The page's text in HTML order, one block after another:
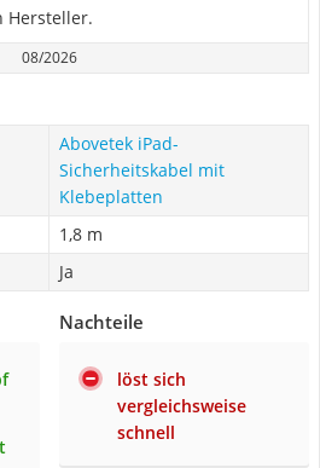
Hersteller.
08/2026
Abovetek iPad-
Sicherheitskabel mit
Klebeplatten
1,8 m
Ja
Nachteile
löst sich
vergleichsweise
schnell